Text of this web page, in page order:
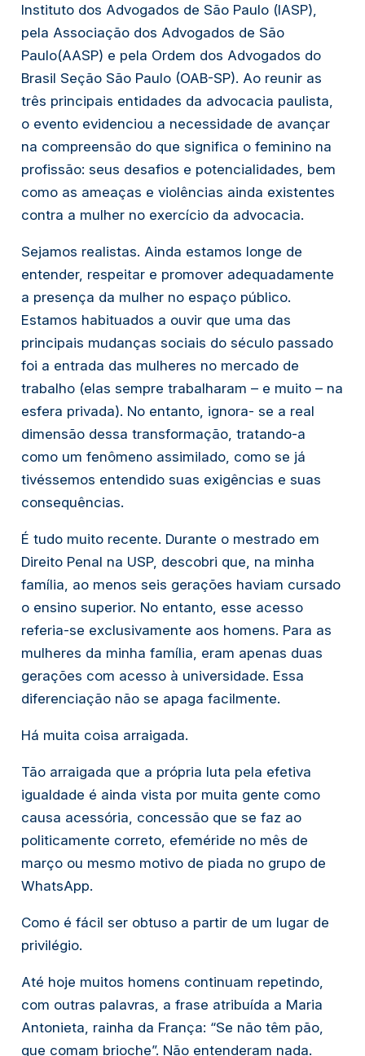
Instituto dos Advogados de São Paulo (lASP),
pela Associação dos Advogados de São
Paulo(AASP) e pela Ordem dos Advogados do
Brasil Seção São Paulo (OAB-SP). Ao reunir as
três principais entidades da advocacia paulista,
o evento evidenciou a necessidade de avançar
na compreensão do que significa o feminino na
profissão: seus desafios e potencialidades, bem
como as ameaças e violências ainda existentes
contra a mulher no exercício da advocacia.
Sejamos realistas. Ainda estamos longe de
entender, respeitar e promover adequadamente
a presença da mulher no espaço público.
Estamos habituados a ouvir que uma das
principais mudanças sociais do século passado
foi a entrada das mulheres no mercado de
trabalho (elas sempre trabalharam – e muito – na
esfera privada). No entanto, ignora- se a real
dimensão dessa transformação, tratando-a
como um fenômeno assimilado, como se já
tivéssemos entendido suas exigências e suas
consequências.
É tudo muito recente. Durante o mestrado em
Direito Penal na USP, descobri que, na minha
família, ao menos seis gerações haviam cursado
o ensino superior. No entanto, esse acesso
referia-se exclusivamente aos homens. Para as
mulheres da minha família, eram apenas duas
gerações com acesso à universidade. Essa
diferenciação não se apaga facilmente.
Há muita coisa arraigada.
Tão arraigada que a própria luta pela efetiva
igualdade é ainda vista por muita gente como
causa acessória, concessão que se faz ao
politicamente correto, efeméride no mês de
março ou mesmo motivo de piada no grupo de
WhatsApp.
Como é fácil ser obtuso a partir de um lugar de
privilégio.
Até hoje muitos homens continuam repetindo,
com outras palavras, a frase atribuída a Maria
Antonieta, rainha da França: “Se não têm pão,
que comam brioche”. Não entenderam nada.